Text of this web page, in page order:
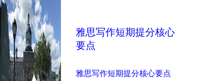
雅思写作短期提分核心
要点
雅思写作短期提分核心要点